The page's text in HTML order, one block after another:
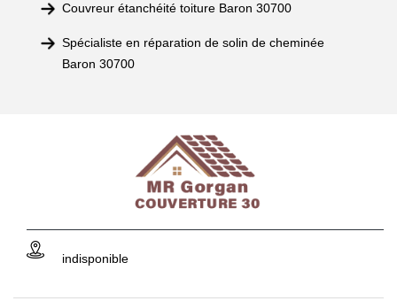
Couvreur étanchéité toiture Baron 30700
Spécialiste en réparation de solin de cheminée
Baron 30700
indisponible